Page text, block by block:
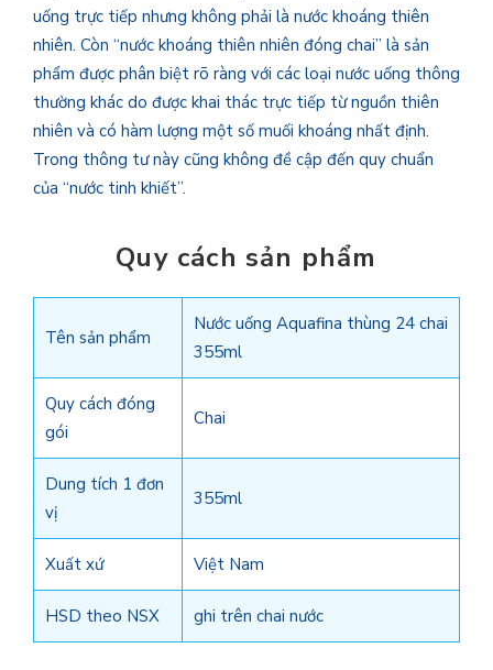
uống trực tiếp nhưng không phải là nước khoáng thiên
nhiên. Còn “nước khoáng thiên nhiên đóng chai” là sản
phẩm được phân biệt rõ ràng với các loại nước uống thông
thường khác do được khai thác trực tiếp từ nguồn thiên
nhiên và có hàm lượng một số muối khoáng nhất định.
Trong thông tư này cũng không đề cập đến quy chuẩn
của “nước tinh khiết”.
Quy cách sản phẩm
Tên sản phẩm
Nước uống Aquafina thùng 24 chai
355ml
Quy cách đóng
gói
Chai
Dung tích 1 đơn
vị
355ml
Xuất xứ Việt Nam
HSD theo NSX ghi trên chai nước